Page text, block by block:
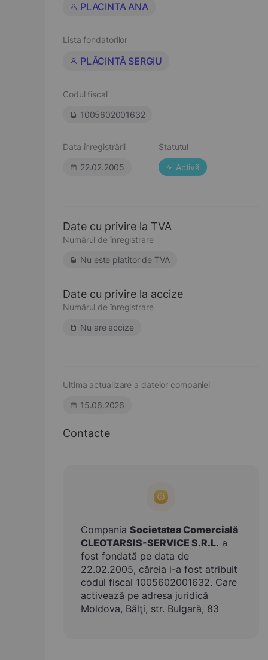
PLACINTA ANA
Lista fondatorilor
PLĂCINTĂ SERGIU
Codul fiscal
1005602001632
Data înregistrării
22.02.2005
Statutul
Activă
Date cu privire la TVA
Numărul de înregistrare
Nu este platitor de TVA
Date cu privire la accize
Numărul de înregistrare
Nu are accize
Ultima actualizare a datelor companiei
15.06.2026
Contacte
Compania Societatea Comercială
CLEOTARSIS-SERVICE S.R.L. a
fost fondată pe data de
22.02.2005, căreia i-a fost atribuit
codul fiscal 1005602001632. Care
activează pe adresa juridică
Moldova, Bălţi, str. Bulgară, 83